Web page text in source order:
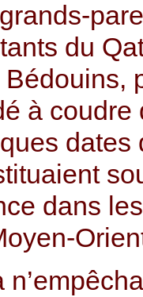
du
à coudre
dates
dans